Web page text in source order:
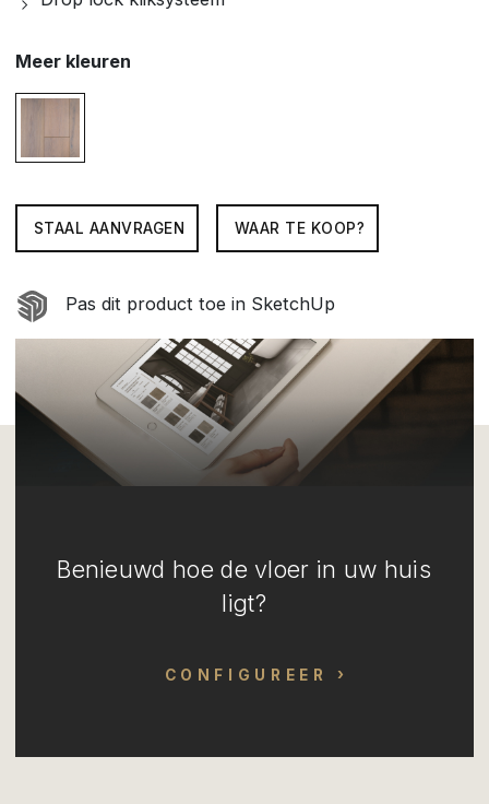
Meer kleuren
STAAL AANVRAGEN WAAR TE KOOP?
Pas dit product toe in SketchUp
Benieuwd hoe de vloer in uw huis
ligt?
CONFIGUREER